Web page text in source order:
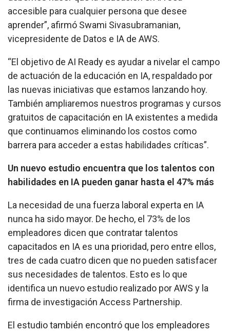
accesible para cualquier persona que desee
aprender”, afirmó Swami Sivasubramanian,
vicepresidente de Datos e IA de AWS.
“El objetivo de AI Ready es ayudar a nivelar el campo
de actuación de la educación en IA, respaldado por
las nuevas iniciativas que estamos lanzando hoy.
También ampliaremos nuestros programas y cursos
gratuitos de capacitación en IA existentes a medida
que continuamos eliminando los costos como
barrera para acceder a estas habilidades críticas”.
Un nuevo estudio encuentra que los talentos con
habilidades en IA pueden ganar hasta el 47% más
La necesidad de una fuerza laboral experta en IA
nunca ha sido mayor. De hecho, el 73% de los
empleadores dicen que contratar talentos
capacitados en IA es una prioridad, pero entre ellos,
tres de cada cuatro dicen que no pueden satisfacer
sus necesidades de talentos. Esto es lo que
identifica un nuevo estudio realizado por AWS y la
firma de investigación Access Partnership.
El estudio también encontró que los empleadores